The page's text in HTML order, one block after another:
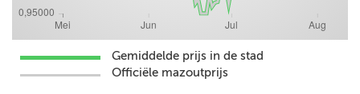
Gemiddelde prijs in de stad
Officiële mazoutprijs